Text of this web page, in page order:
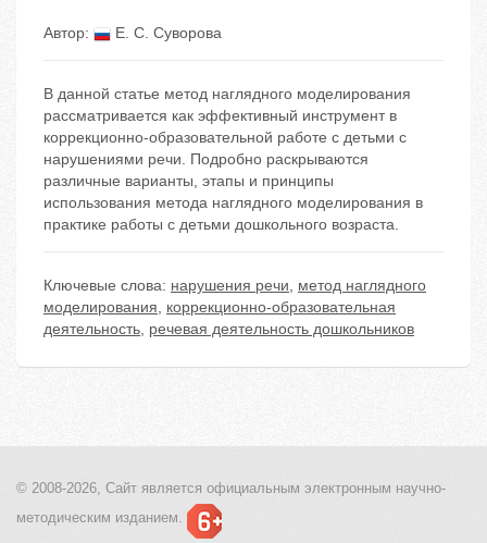
Автор: Е. С. Суворова
В данной статье метод наглядного моделирования
рассматривается как эффективный инструмент в
коррекционно-образовательной работе с детьми с
нарушениями речи. Подробно раскрываются
различные варианты, этапы и принципы
использования метода наглядного моделирования в
практике работы с детьми дошкольного возраста.
Ключевые слова: нарушения речи, метод наглядного
моделирования, коррекционно-образовательная
деятельность, речевая деятельность дошкольников
© 2008-2026, Сайт является официальным электронным научно-
методическим изданием.